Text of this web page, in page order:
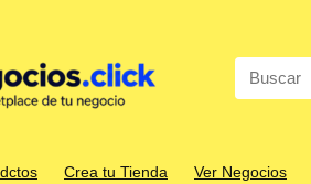
Search
for:
Crea tu Tienda Ver Negocios